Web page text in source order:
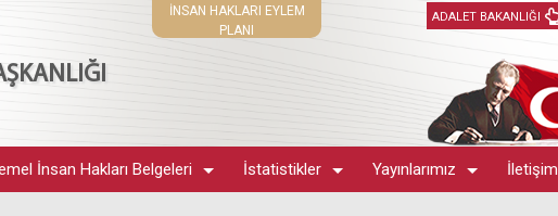
İNSAN HAKLARI EYLEM
PLANI
ADALET BAKANLIĞI
İnsan Hakları Belgeleri İstatistikler Yayınlarımız İletişim